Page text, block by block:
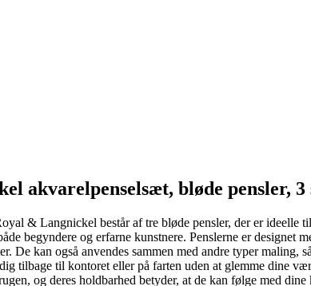
akvarelpenselsæt, bløde pensler, 3
& Langnickel består af tre bløde pensler, der er ideelle
begyndere og erfarne kunstnere. Penslerne er
De kan også anvendes sammen med andre typer
tilbage til kontoret eller på farten uden at glemme dine
og deres holdbarhed betyder, at de kan følge med